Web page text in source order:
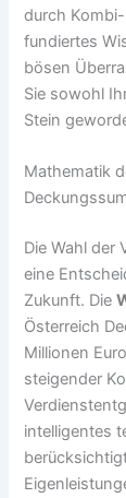
durch
fundiertes
bösen
Sie sowohl
Stein
Mathematik
Die Wahl der
eine
Zukunft. Die
Österreich
Millionen
steigender
intelligentes